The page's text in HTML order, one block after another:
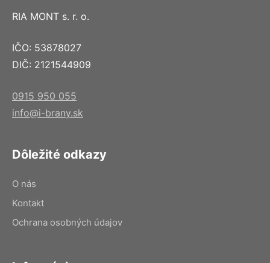
RIA MONT s. r. o.
IČO: 53878027
DIČ: 2121544909
0915 950 055
info@i-brany.sk
Dôležité odkazy
O nás
Kontakt
Ochrana osobných údajov